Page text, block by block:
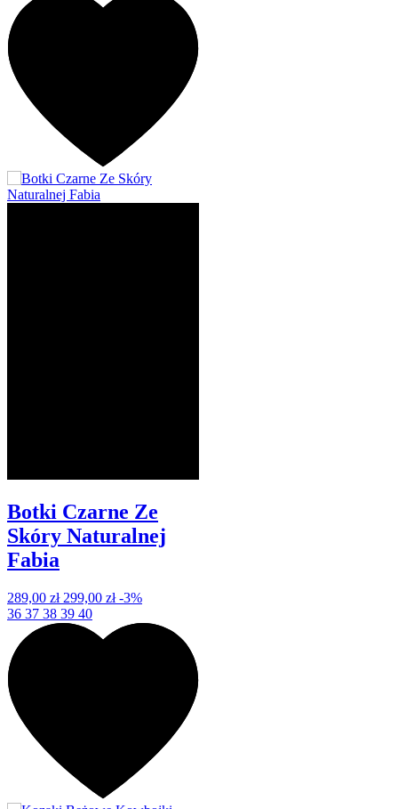
Botki Czarne Ze
Skóry Naturalnej
Fabia
289,00 zł 299,00 zł -3%
36 37 38 39 40